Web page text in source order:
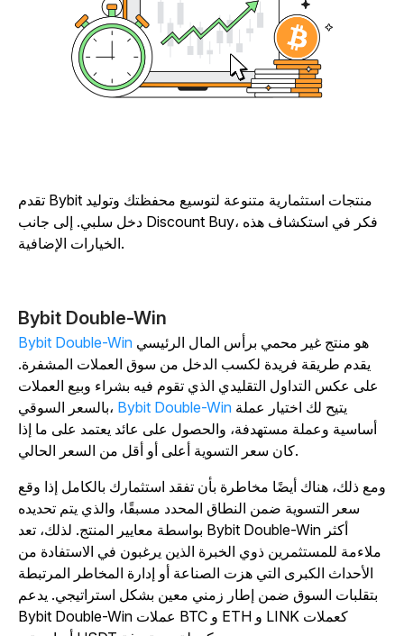
تقدم Bybit منتجات استثمارية متنوعة لتوسيع محفظتك وتوليد
دخل سلبي. إلى جانب Discount Buy، فكر في استكشاف هذه
Bybit Double-Win
Bybit Double-Winهو منتج غير محمي برأس المال الرئيسي
يقدم طريقة فريدة لكسب الدخل من سوق العملات المشفرة.
على عكس التداول التقليدي الذي تقوم فيه بشراء وبيع العملات
بالسعر السوقي،Bybit Double-Winيتيح لك اختيار عملة
أساسية وعملة مستهدفة، والحصول على عائد يعتمد على ما إذا
ذلك، هناك أيضًا مخاطرة بأن تفقد استثمارك بالكامل إذا وقع
سعر التسوية ضمن النطاق المحدد مسبقًا، والذي يتم تحديده
بواسطة معايير المنتج. لذلك، تعد Bybit Double-Win أكثر
ملاءمة للمستثمرين ذوي الخبرة الذين يرغبون في الاستفادة من
الأحداث الكبرى التي هزت الصناعة أو إدارة المخاطر المرتبطة
بتقلبات السوق ضمن إطار زمني معين بشكل استراتيجي. يدعم
Bybit Double-Win عملات BTC و ETH و LINK كعملات